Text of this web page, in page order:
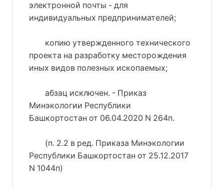
электронной почты - для
индивидуальных предпринимателей;
копию утвержденного технического
проекта на разработку месторождения
иных видов полезных ископаемых;
абзац исключен. - Приказ
Минэкологии Республики
Башкортостан от 06.04.2020 N 264п.
(п. 2.2 в ред. Приказа Минэкологии
Республики Башкортостан от 25.12.2017
N 1044п)